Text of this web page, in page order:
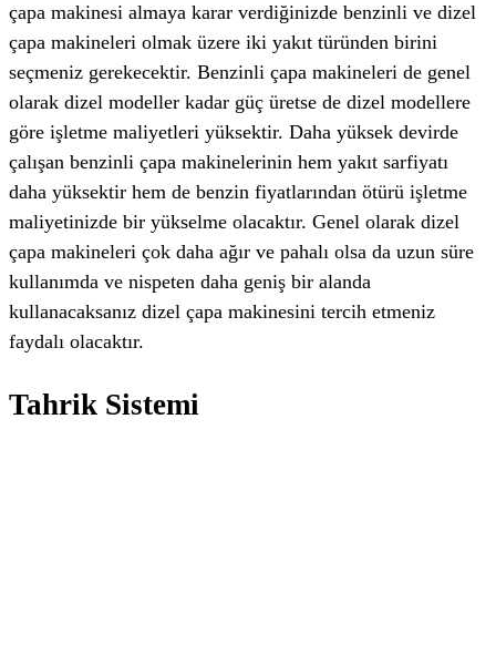
çapa makinesi almaya karar verdiğinizde benzinli ve dizel
çapa makineleri olmak üzere iki yakıt türünden birini
seçmeniz gerekecektir. Benzinli çapa makineleri de genel
olarak dizel modeller kadar güç üretse de dizel modellere
göre işletme maliyetleri yüksektir. Daha yüksek devirde
çalışan benzinli çapa makinelerinin hem yakıt sarfiyatı
daha yüksektir hem de benzin fiyatlarından ötürü işletme
maliyetinizde bir yükselme olacaktır. Genel olarak dizel
çapa makineleri çok daha ağır ve pahalı olsa da uzun süre
kullanımda ve nispeten daha geniş bir alanda
kullanacaksanız dizel çapa makinesini tercih etmeniz
faydalı olacaktır.
Tahrik Sistemi